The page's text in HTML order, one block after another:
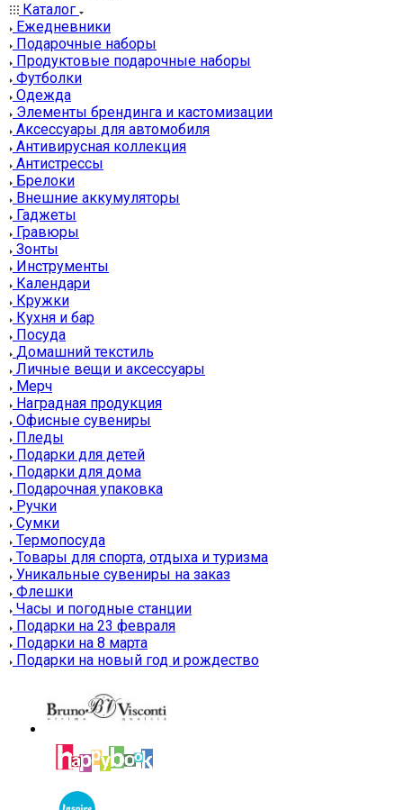
Каталог
Ежедневники
Подарочные наборы
Продуктовые подарочные наборы
Футболки
Одежда
Элементы брендинга и кастомизации
Аксессуары для автомобиля
Антивирусная коллекция
Антистрессы
Брелоки
Внешние аккумуляторы
Гаджеты
Гравюры
Зонты
Инструменты
Календари
Кружки
Кухня и бар
Посуда
Домашний текстиль
Личные вещи и аксессуары
Мерч
Наградная продукция
Офисные сувениры
Пледы
Подарки для детей
Подарки для дома
Подарочная упаковка
Ручки
Сумки
Термопосуда
Товары для спорта, отдыха и туризма
Уникальные сувениры на заказ
Флешки
Часы и погодные станции
Подарки на 23 февраля
Подарки на 8 марта
Подарки на новый год и рождество